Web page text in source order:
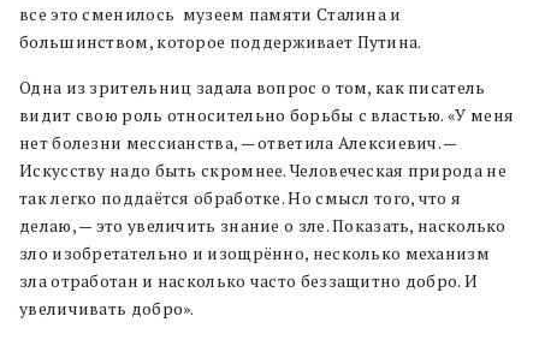
все это сменилось музеем памяти Сталина и
большинством, которое поддерживает Путина.
Одна из зрительниц задала вопрос о том, как писатель
видит свою роль относительно борьбы с властью. «У меня
нет болезни мессианства, — ответила Алексиевич. —
Искусству надо быть скромнее. Человеческая природа не
так легко поддаётся обработке. Но смысл того, что я
делаю, — это увеличить знание о зле. Показать, насколько
зло изобретательно и изощрённо, несколько механизм
зла отработан и насколько часто беззащитно добро. И
увеличивать добро».